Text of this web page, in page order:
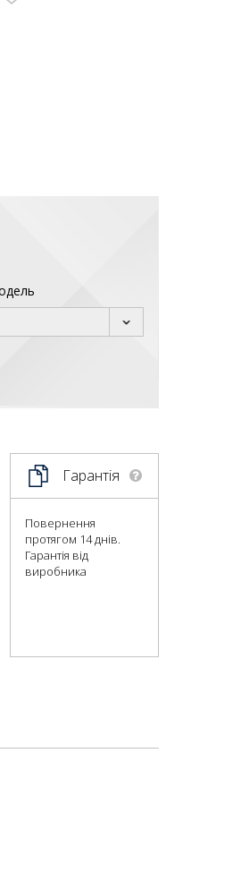
Гарантія
Повернення
протягом 14 днів.
Гарантія від
виробника